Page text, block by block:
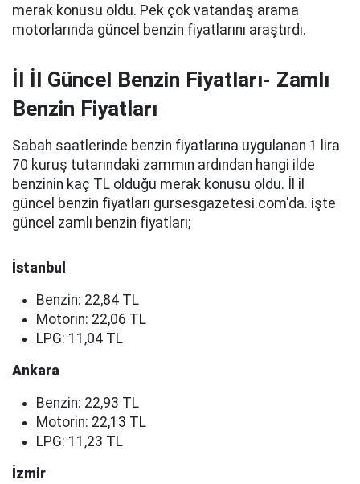
merak konusu oldu. Pek çok vatandaş arama
motorlarında güncel benzin fiyatlarını araştırdı.
İl İl Güncel Benzin Fiyatları- Zamlı
Benzin Fiyatları
Sabah saatlerinde benzin fiyatlarına uygulanan 1 lira
70 kuruş tutarındaki zammın ardından hangi ilde
benzinin kaç TL olduğu merak konusu oldu. İl il
güncel benzin fiyatları gursesgazetesi.com'da. işte
güncel zamlı benzin fiyatları;
İstanbul
Benzin: 22,84 TL
Motorin: 22,06 TL
LPG: 11,04 TL
Ankara
Benzin: 22,93 TL
Motorin: 22,13 TL
LPG: 11,23 TL
İzmir